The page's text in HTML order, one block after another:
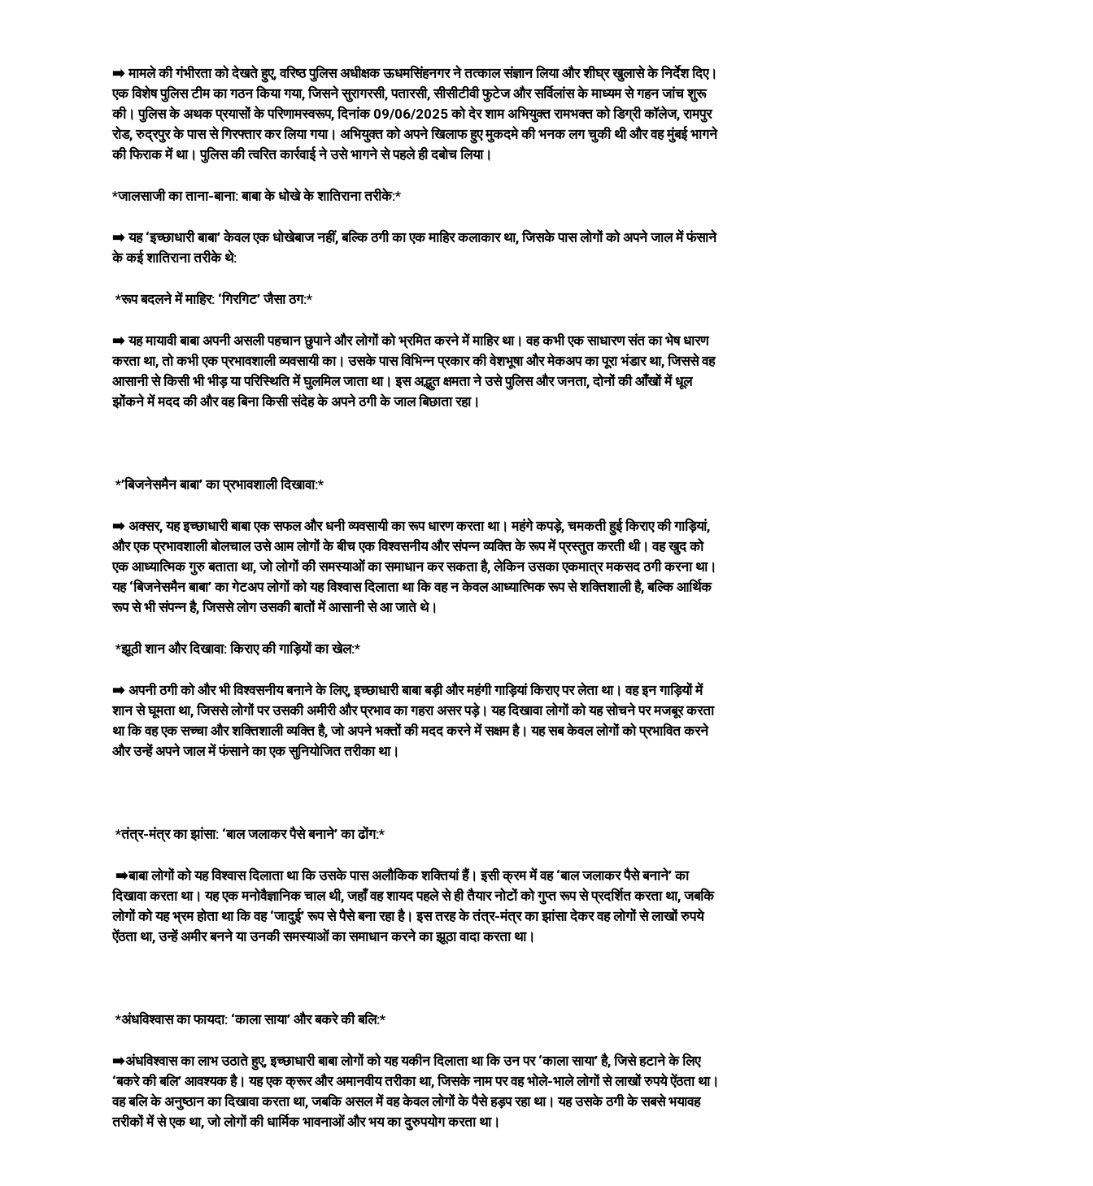
➡️ मामले की गंभीरता को देखते हुए, वरिष्ठ पुलिस अधीक्षक ऊधमसिंहनगर ने तत्काल संज्ञान लिया और शीघ्र खुलासे के निर्देश दिए।
एक विशेष पुलिस टीम का गठन किया गया, जिसने सुरागरसी, पतारसी, सीसीटीवी फुटेज और सर्विलांस के माध्यम से गहन जांच शुरू
की। पुलिस के अथक प्रयासों के परिणामस्वरूप, दिनांक 09/06/2025 को देर शाम अभियुक्त रामभक्त को डिग्री कॉलेज, रामपुर
रोड, रुद्रपुर के पास से गिरफ्तार कर लिया गया। अभियुक्त को अपने खिलाफ हुए मुकदमे की भनक लग चुकी थी और वह मुंबई भागने
की फिराक में था। पुलिस की त्वरित कार्रवाई ने उसे भागने से पहले ही दबोच लिया।
*जालसाजी का ताना-बाना: बाबा के धोखे के शातिराना तरीके:*
➡️ यह ‘इच्छाधारी बाबा’ केवल एक धोखेबाज नहीं, बल्कि ठगी का एक माहिर कलाकार था, जिसके पास लोगों को अपने जाल में फंसाने
के कई शातिराना तरीके थे:
*रूप बदलने में माहिर: ‘गिरगिट’ जैसा ठग:*
➡️ यह मायावी बाबा अपनी असली पहचान छुपाने और लोगों को भ्रमित करने में माहिर था। वह कभी एक साधारण संत का भेष धारण
करता था, तो कभी एक प्रभावशाली व्यवसायी का। उसके पास विभिन्न प्रकार की वेशभूषा और मेकअप का पूरा भंडार था, जिससे वह
आसानी से किसी भी भीड़ या परिस्थिति में घुलमिल जाता था। इस अद्भुत क्षमता ने उसे पुलिस और जनता, दोनों की आँखों में धूल
झोंकने में मदद की और वह बिना किसी संदेह के अपने ठगी के जाल बिछाता रहा।
*’बिजनेसमैन बाबा’ का प्रभावशाली दिखावा:*
➡️ अक्सर, यह इच्छाधारी बाबा एक सफल और धनी व्यवसायी का रूप धारण करता था। महंगे कपड़े, चमकती हुई किराए की गाड़ियां,
और एक प्रभावशाली बोलचाल उसे आम लोगों के बीच एक विश्वसनीय और संपन्न व्यक्ति के रूप में प्रस्तुत करती थी। वह खुद को
एक आध्यात्मिक गुरु बताता था, जो लोगों की समस्याओं का समाधान कर सकता है, लेकिन उसका एकमात्र मकसद ठगी करना था।
यह ‘बिजनेसमैन बाबा’ का गेटअप लोगों को यह विश्वास दिलाता था कि वह न केवल आध्यात्मिक रूप से शक्तिशाली है, बल्कि आर्थिक
रूप से भी संपन्न है, जिससे लोग उसकी बातों में आसानी से आ जाते थे।
*झूठी शान और दिखावा: किराए की गाड़ियों का खेल:*
➡️ अपनी ठगी को और भी विश्वसनीय बनाने के लिए, इच्छाधारी बाबा बड़ी और महंगी गाड़ियां किराए पर लेता था। वह इन गाड़ियों में
शान से घूमता था, जिससे लोगों पर उसकी अमीरी और प्रभाव का गहरा असर पड़े। यह दिखावा लोगों को यह सोचने पर मजबूर करता
था कि वह एक सच्चा और शक्तिशाली व्यक्ति है, जो अपने भक्तों की मदद करने में सक्षम है। यह सब केवल लोगों को प्रभावित करने
और उन्हें अपने जाल में फंसाने का एक सुनियोजित तरीका था।
*तंत्र-मंत्र का झांसा: ‘बाल जलाकर पैसे बनाने’ का ढोंग:*
➡️बाबा लोगों को यह विश्वास दिलाता था कि उसके पास अलौकिक शक्तियां हैं। इसी क्रम में वह ‘बाल जलाकर पैसे बनाने’ का
दिखावा करता था। यह एक मनोवैज्ञानिक चाल थी, जहाँ वह शायद पहले से ही तैयार नोटों को गुप्त रूप से प्रदर्शित करता था, जबकि
लोगों को यह भ्रम होता था कि वह ‘जादुई’ रूप से पैसे बना रहा है। इस तरह के तंत्र-मंत्र का झांसा देकर वह लोगों से लाखों रुपये
ऐंठता था, उन्हें अमीर बनने या उनकी समस्याओं का समाधान करने का झूठा वादा करता था।
*अंधविश्वास का फायदा: ‘काला साया’ और बकरे की बलि:*
➡️अंधविश्वास का लाभ उठाते हुए, इच्छाधारी बाबा लोगों को यह यकीन दिलाता था कि उन पर ‘काला साया’ है, जिसे हटाने के लिए
‘बकरे की बलि’ आवश्यक है। यह एक क्रूर और अमानवीय तरीका था, जिसके नाम पर वह भोले-भाले लोगों से लाखों रुपये ऐंठता था।
वह बलि के अनुष्ठान का दिखावा करता था, जबकि असल में वह केवल लोगों के पैसे हड़प रहा था। यह उसके ठगी के सबसे भयावह
तरीकों में से एक था, जो लोगों की धार्मिक भावनाओं और भय का दुरुपयोग करता था।